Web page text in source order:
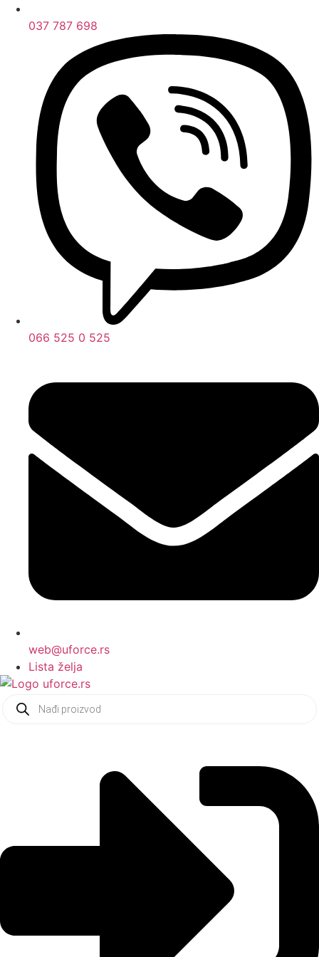
037 787 698
066 525 0 525
web@uforce.rs
Lista želja
Products
search